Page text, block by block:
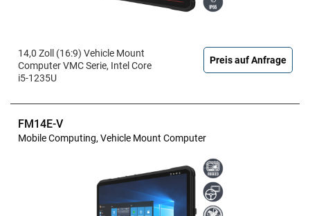
14,0 Zoll (16:9) Vehicle Mount
Computer VMC Serie, Intel Core
i5-1235U
Preis auf Anfrage
FM14E-V
Mobile Computing, Vehicle Mount Computer